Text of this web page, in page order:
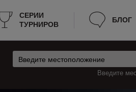
СЕРИИ
ТУРНИРОВ
БЛОГ
Введите